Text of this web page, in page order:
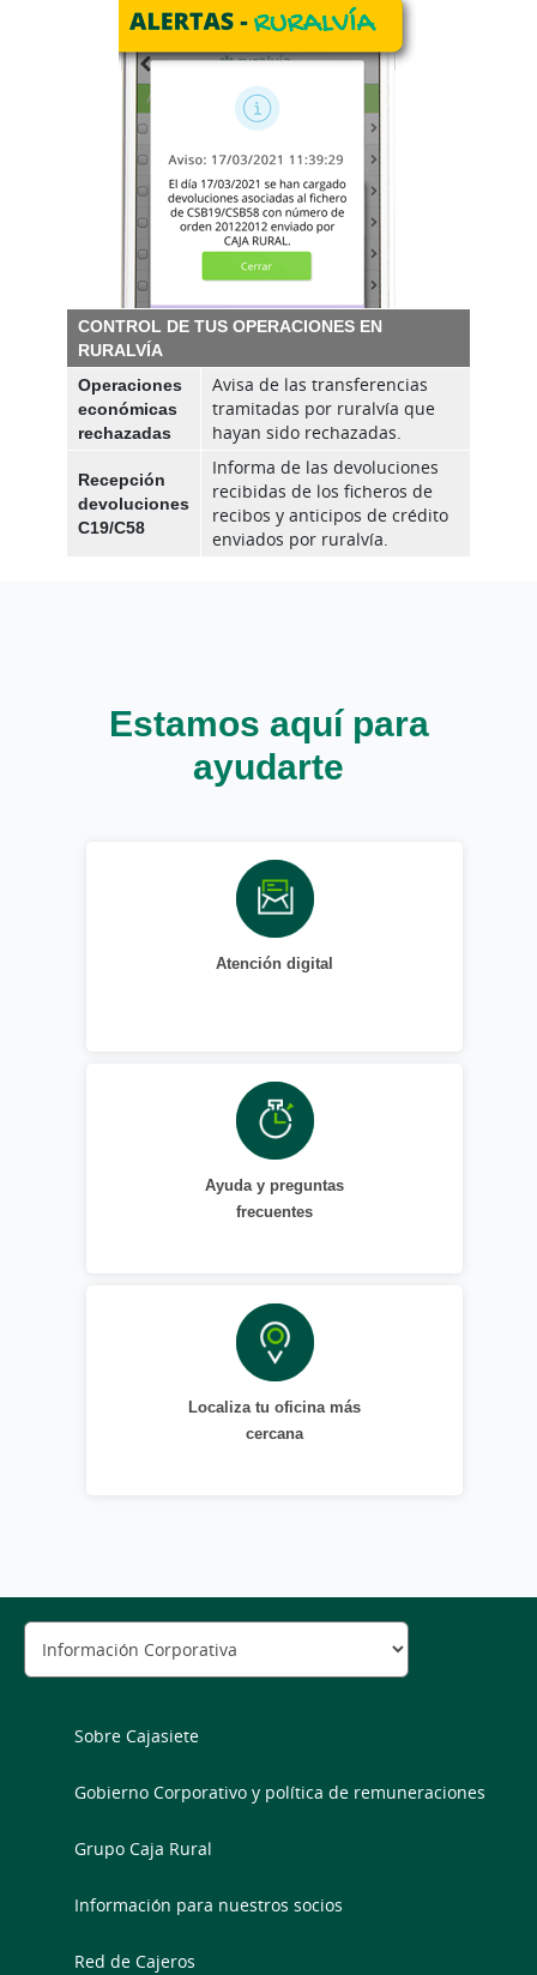
CONTROL DE TUS OPERACIONES EN
RURALVÍA
Operaciones
económicas
rechazadas
Avisa de las transferencias
tramitadas por ruralvía que
hayan sido rechazadas.
Recepción
devoluciones
C19/C58
Informa de las devoluciones
recibidas de los ficheros de
recibos y anticipos de crédito
enviados por ruralvía.
Estamos aquí para
ayudarte
Atención digital
Ayuda y preguntas
frecuentes
Localiza tu oficina más
cercana
Sobre Cajasiete
Gobierno Corporativo y política de remuneraciones
Grupo Caja Rural
Información para nuestros socios
Red de Cajeros